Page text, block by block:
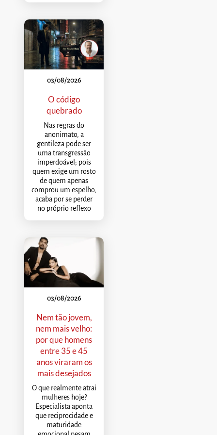
03/08/2026
O código
quebrado
Nas regras do
anonimato, a
gentileza pode ser
uma transgressão
imperdoável; pois
quem exige um rosto
de quem apenas
comprou um espelho,
acaba por se perder
no próprio reflexo
03/08/2026
Nem tão jovem,
nem mais velho:
por que homens
entre 35 e 45
anos viraram os
mais desejados
O que realmente atrai
mulheres hoje?
Especialista aponta
que reciprocidade e
maturidade